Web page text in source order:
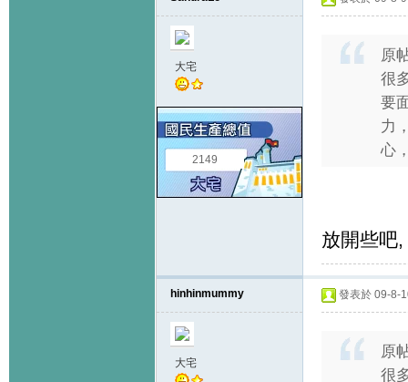
大宅
2149
原
很
要
力
心
放開些吧
hinhinmummy
大宅
發表於 09-8-
原
很